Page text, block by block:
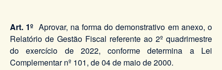
Art. 1º Aprovar, na forma do demonstrativo em anexo, o
Relatório de Gestão Fiscal referente ao 2º quadrimestre
do exercício de 2022, conforme determina a Lei
Complementar nº 101, de 04 de maio de 2000.